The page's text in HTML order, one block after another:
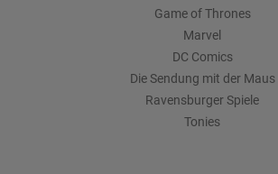
Game of Thrones
Marvel
DC Comics
Die Sendung mit der Maus
Ravensburger Spiele
Tonies